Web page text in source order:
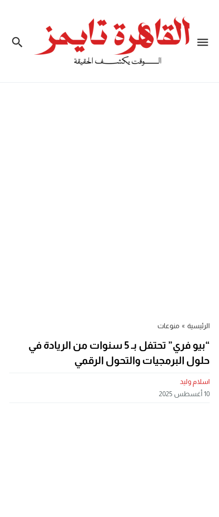
الرئيسية » منوعات
“بيو فري” تحتفل بـ 5 سنوات من الريادة في
حلول البرمجيات والتحول الرقمي
اسلام وليد
10 أغسطس 2025